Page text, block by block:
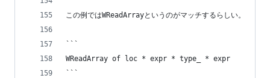
この例ではWReadArrayというのがマッチするらしい。
```
WReadArray of loc * expr * type_ * expr
```